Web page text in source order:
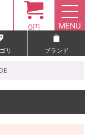
0円 MENU
リ ブランド